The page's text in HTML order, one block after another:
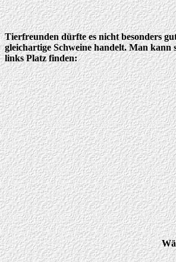
Tierfreunden dürfte es nicht besonders
gleichartige Schweine handelt. Man kann
links Platz finden: